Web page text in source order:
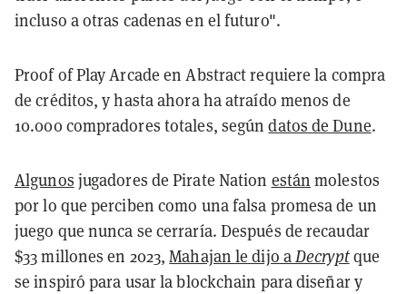
incluso a otras cadenas en el futuro".
Proof of Play Arcade en Abstract requiere la compra
de créditos, y hasta ahora ha atraído menos de
10.000 compradores totales, segúndatos de Dune.
Algunos jugadores de Pirate Nation están molestos
por lo que perciben como una falsa promesa de un
juego que nunca se cerraría. Después de recaudar
$33 millones en 2023,Mahajan le dijo aDecryptque
se inspiró para usar la blockchain para diseñar y